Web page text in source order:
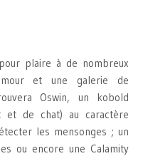
plaire à de nombreux
et une galerie de
Oswin, un kobold
de chat) au caractère
les mensonges ; un
ou encore une Calamity